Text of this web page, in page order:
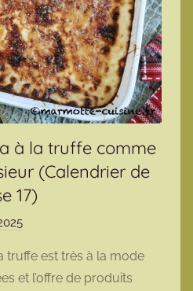
à la truffe comme
(Calendrier de
17)
r
m
est très à la mode
et l’offre de produits